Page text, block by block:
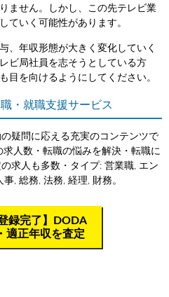
ません。しかし、この先テレビ業
ていく可能性があります。
、年収形態が大きく変化していく
ビ局社員を志そうとしている方
目を向けるようにしてください。
・就職支援サービス
疑問に応える充実のコンテンツで
人数・転職の悩みを解決・転職に
求人も多数・タイプ: 営業職, エン
, 総務, 法務, 経理, 財務。
録完了】DODA
適正年収を査定